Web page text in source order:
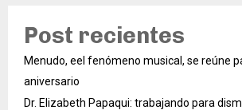
Post recientes
Menudo, eel fenómeno musical, se reúne
aniversario
Dr. Elizabeth Papaqui: trabajando para